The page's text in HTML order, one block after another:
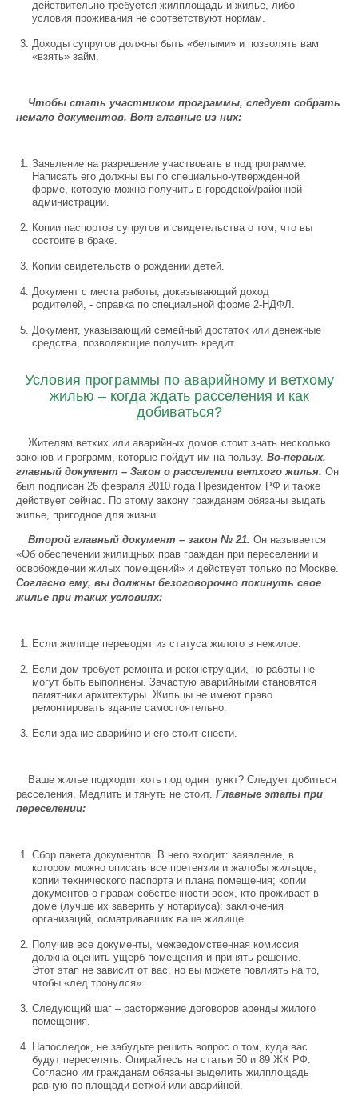
действительно требуется жилплощадь и жилье, либо
условия проживания не соответствуют нормам.
Доходы супругов должны быть «белыми» и позволять вам
«взять» займ.
Чтобы стать участником программы, следует собрать
немало документов. Вот главные из них:
Заявление на разрешение участвовать в подпрограмме.
Написать его должны вы по специально-утвержденной
форме, которую можно получить в городской/районной
администрации.
Копии паспортов супругов и свидетельства о том, что вы
состоите в браке.
Копии свидетельств о рождении детей.
Документ с места работы, доказывающий доход
родителей, - справка по специальной форме 2-НДФЛ.
Документ, указывающий семейный достаток или денежные
средства, позволяющие получить кредит.
Условия программы по аварийному и ветхому
жилью – когда ждать расселения и как
добиваться?
Жителям ветхих или аварийных домов стоит знать несколько
законов и программ, которые пойдут им на пользу. Во-первых,
главный документ – Закон о расселении ветхого жилья. Он
был подписан 26 февраля 2010 года Президентом РФ и также
действует сейчас. По этому закону гражданам обязаны выдать
жилье, пригодное для жизни.
Второй главный документ – закон № 21. Он называется
«Об обеспечении жилищных прав граждан при переселении и
освобождении жилых помещений» и действует только по Москве.
Согласно ему, вы должны безоговорочно покинуть свое
жилье при таких условиях:
Если жилище переводят из статуса жилого в нежилое.
Если дом требует ремонта и реконструкции, но работы не
могут быть выполнены. Зачастую аварийными становятся
памятники архитектуры. Жильцы не имеют право
ремонтировать здание самостоятельно.
Если здание аварийно и его стоит снести.
Ваше жилье подходит хоть под один пункт? Следует добиться
расселения. Медлить и тянуть не стоит. Главные этапы при
переселении:
Сбор пакета документов. В него входит: заявление, в
котором можно описать все претензии и жалобы жильцов;
копии технического паспорта и плана помещения; копии
документов о правах собственности всех, кто проживает в
доме (лучше их заверить у нотариуса); заключения
организаций, осматривавших ваше жилище.
Получив все документы, межведомственная комиссия
должна оценить ущерб помещения и принять решение.
Этот этап не зависит от вас, но вы можете повлиять на то,
чтобы «лед тронулся».
Следующий шаг – расторжение договоров аренды жилого
помещения.
Напоследок, не забудьте решить вопрос о том, куда вас
будут переселять. Опирайтесь на статьи 50 и 89 ЖК РФ.
Согласно им гражданам обязаны выделить жилплощадь
равную по площади ветхой или аварийной.